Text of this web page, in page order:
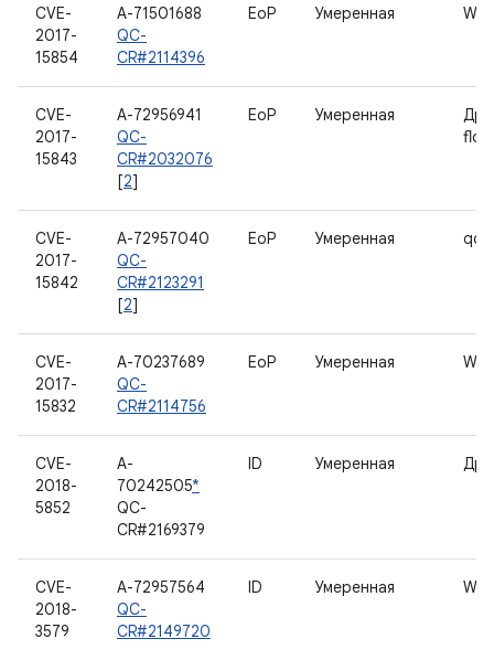
CVE-
2017-
15854
A-71501688
QC-
CR#2114396
EoP Умеренная
CVE-
2017-
15843
A-72956941
QC-
CR#2032076
[2]
EoP Умеренная
CVE-
2017-
15842
A-72957040
QC-
CR#2123291
[2]
EoP Умеренная
CVE-
2017-
15832
A-70237689
QC-
CR#2114756
EoP Умеренная
CVE-
2018-
5852
A-
70242505*
QC-
CR#2169379
ID Умеренная
CVE-
2018-
3579
A-72957564
QC-
CR#2149720
ID Умеренная